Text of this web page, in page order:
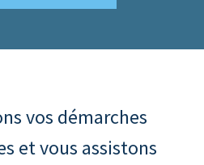
vos démarches
et vous assistons